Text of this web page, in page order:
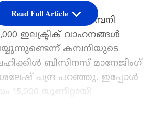
നിലവിൽ കമ്പനി
ഇലക്ട്രിക് വാഹനങ്ങൾ
കമ്പനിയുടെ
ബിസിനസ് മാനേജിംഗ്
ചന്ദ്ര പറഞ്ഞു. ഇപ്പോൾ
15,000 യൂണിറ്റായി
Read Full Article